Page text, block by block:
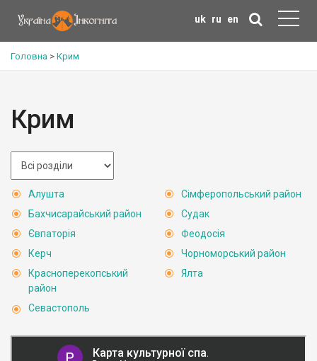
uk ru en
Головна > Крим
Крим
Алушта
Бахчисарайський район
Євпаторія
Керч
Красноперекопський
район
Севастополь
Сімферопольський район
Судак
Феодосія
Чорноморський район
Ялта